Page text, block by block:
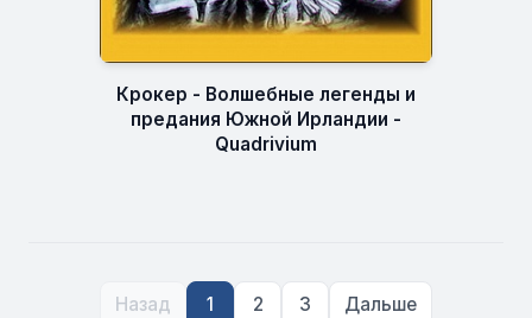
Крокер - Волшебные легенды и
предания Южной Ирландии -
Quadrivium
Назад 1 2 3 Дальше